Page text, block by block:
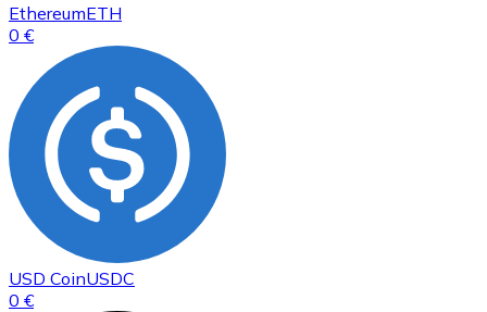
EthereumETH
0 €
USD CoinUSDC
0 €